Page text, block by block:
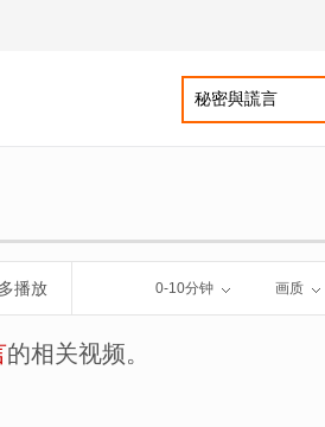
播放 0-10分钟 画质
的相关视频。